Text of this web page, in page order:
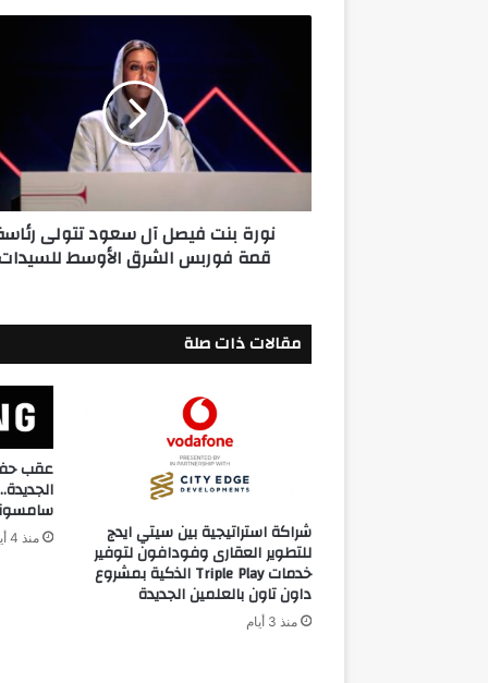
رئاسة
فوربس
الشرق
الأوسط
نورة بنت فيصل آل سعود تتولى
قمة فوربس الشرق الأوسط
مقالات ذات صلة
شراكة استراتيجية بين سيتي ايدج
للتطوير العقارى وفودافون لتوفير
خدمات Triple Play الذكية بمشروع
داون تاون بالعلمين الجديدة
منذ 3 أيام
عقب
منذ 4 أيام